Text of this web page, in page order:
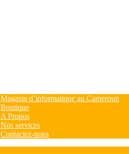
Magasin d’informatique au Cameroun
Boutique
A Propos
Nos services
Contactez-nous